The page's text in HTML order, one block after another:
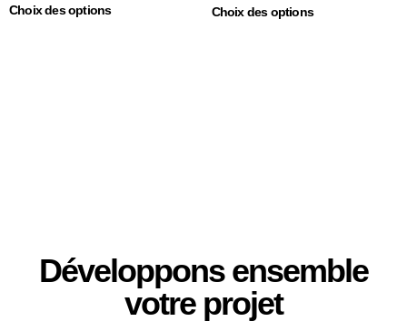
Choix des options Choix des options
Développons ensemble
votre projet